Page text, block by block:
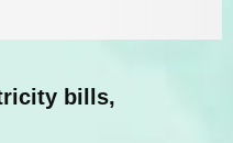
bills,